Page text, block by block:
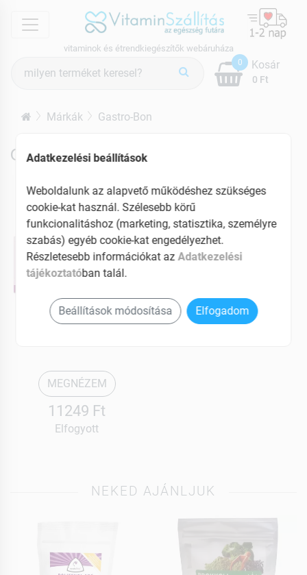
menu
vitaminok és étrendkiegészítők webáruháza
keresés
0
0 Ft
Kosár
Márkák Gastro-Bon
Gastro-Bon termékek
Gastro-Bon
Rágótabletta 60 db
MEGNÉZEM
11249 Ft
Elfogyott
NEKED AJÁNLJUK
Adatkezelési beállítások
Weboldalunk az alapvető működéshez szükséges
cookie-kat használ. Szélesebb körű
funkcionalitáshoz (marketing, statisztika, személyre
szabás) egyéb cookie-kat engedélyezhet.
Részletesebb információkat azAdatkezelési
tájékoztatóban talál.
Beállítások módosítása Elfogadom